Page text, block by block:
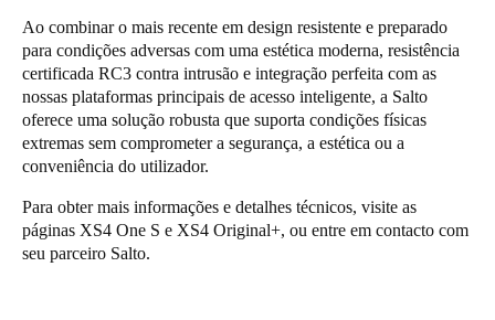
Ao combinar o mais recente em design resistente e preparado
para condições adversas com uma estética moderna, resistência
certificada RC3 contra intrusão e integração perfeita com as
nossas plataformas principais de acesso inteligente, a Salto
oferece uma solução robusta que suporta condições físicas
extremas sem comprometer a segurança, a estética ou a
conveniência do utilizador.
Para obter mais informações e detalhes técnicos, visite as
páginas XS4 One S e XS4 Original+, ou entre em contacto com
seu parceiro Salto.